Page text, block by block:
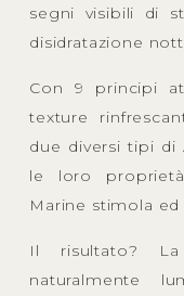
segni visibili di
disidratazione
Con 9 principi
texture
due diversi tipi di
le loro
Marine stimola ed
Il risultato?
naturalmente